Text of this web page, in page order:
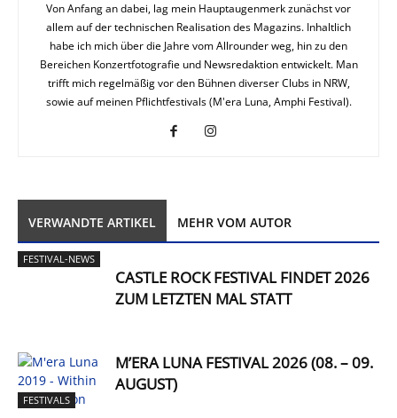
Von Anfang an dabei, lag mein Hauptaugenmerk zunächst vor
allem auf der technischen Realisation des Magazins. Inhaltlich
habe ich mich über die Jahre vom Allrounder weg, hin zu den
Bereichen Konzertfotografie und Newsredaktion entwickelt. Man
trifft mich regelmäßig vor den Bühnen diverser Clubs in NRW,
sowie auf meinen Pflichtfestivals (M'era Luna, Amphi Festival).
VERWANDTE ARTIKEL MEHR VOM AUTOR
FESTIVAL-NEWS
CASTLE ROCK FESTIVAL FINDET 2026
ZUM LETZTEN MAL STATT
FESTIVALS
M’ERA LUNA FESTIVAL 2026 (08. – 09.
AUGUST)